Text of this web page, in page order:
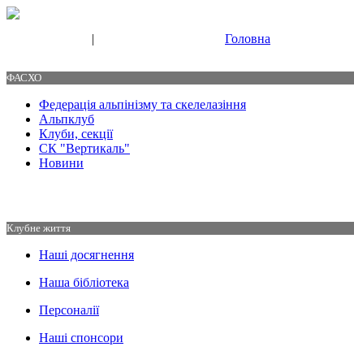
| Головна
ФАСХО
Федерація альпінізму та скелелазіння
Альпклуб
Клуби, секції
СК "Вертикаль"
Новини
Клубне життя
Наші досягнення
Наша бібліотека
Персоналії
Наші спонсори